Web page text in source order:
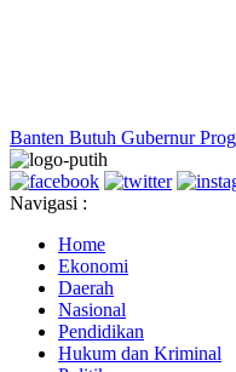
Banten Butuh Gubernur
Navigasi :
Home
Ekonomi
Daerah
Nasional
Pendidikan
Hukum dan Kriminal